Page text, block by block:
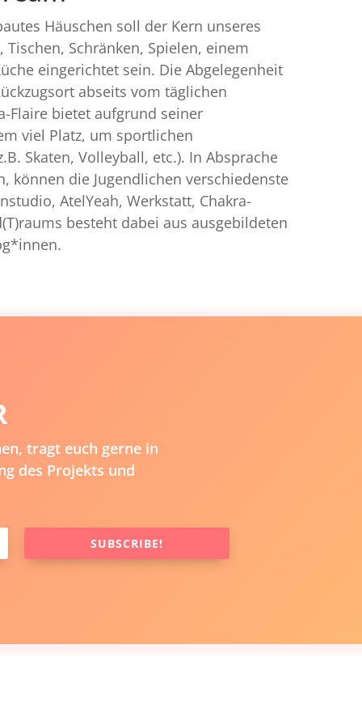
Häuschen soll der Kern unseres
Schränken, Spielen, einem
eingerichtet sein. Die Abgelegenheit
abseits vom täglichen
Flaire bietet aufgrund seiner
viel Platz, um sportlichen
Skaten, Volleyball, etc.). In Absprache
können die Jugendlichen verschiedenste
AtelYeah, Werkstatt, Chakra-
besteht dabei aus ausgebildeten
tragt euch gerne in
des Projekts und
SUBSCRIBE!